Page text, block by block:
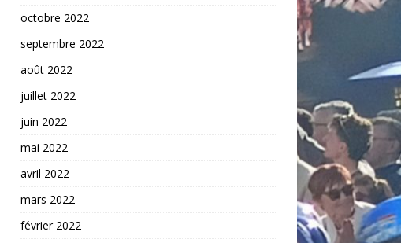
octobre 2022
septembre 2022
août 2022
juillet 2022
juin 2022
mai 2022
avril 2022
mars 2022
février 2022